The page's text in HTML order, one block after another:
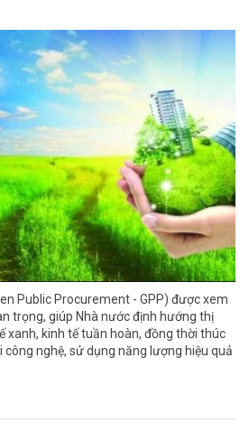
Public Procurement - GPP) được xem
trọng, giúp Nhà nước định hướng thị
xanh, kinh tế tuần hoàn, đồng thời thúc
nghệ, sử dụng năng lượng hiệu quả